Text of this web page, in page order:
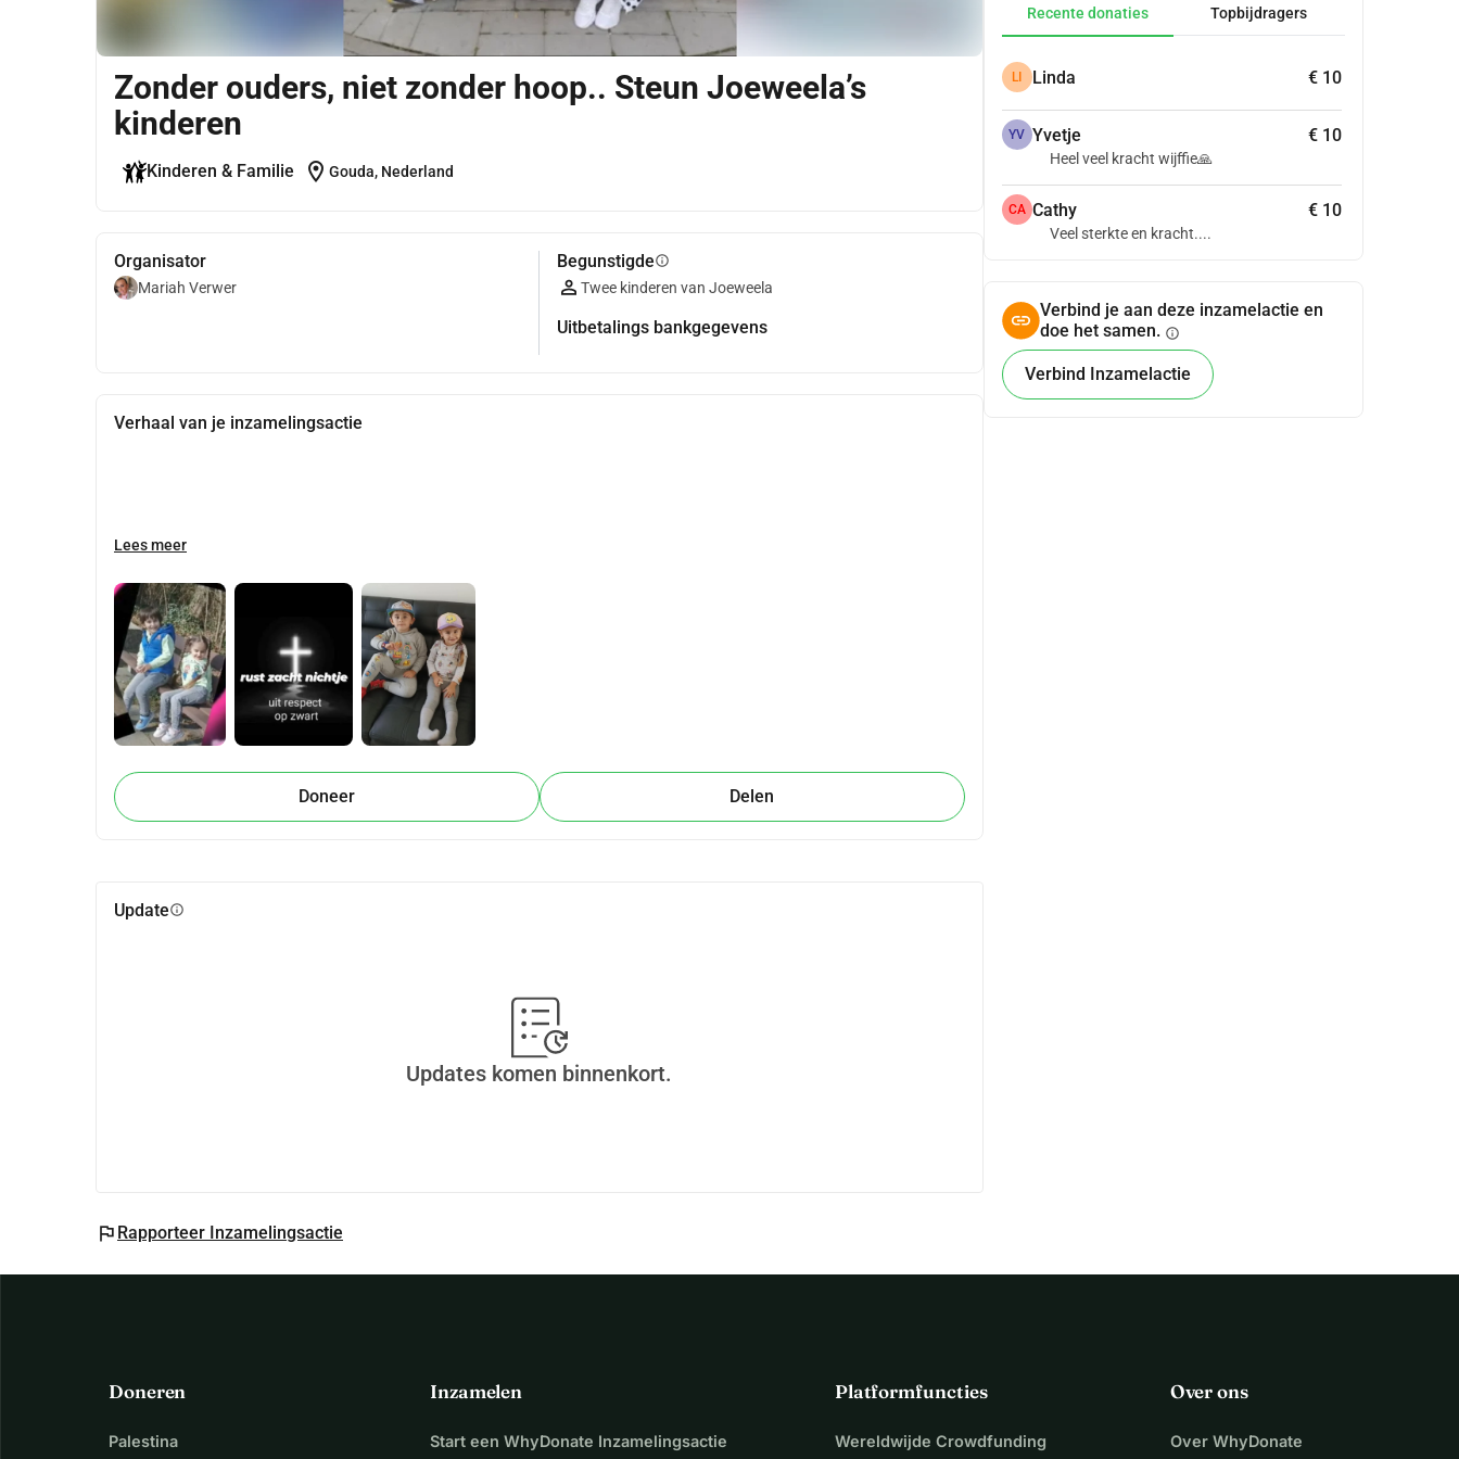
Zonder ouders, niet zonder hoop.. Steun Joeweela’s
kinderen
Kinderen & Familie location_on Gouda, Nederland
Organisator
Mariah Verwer
Begunstigdeinfo
Twee kinderen van Joeweela
Uitbetalings bankgegevens
Verhaal van je inzamelingsactie
Lees meer
Doneer Delen
Updateinfo
Updates komen binnenkort.
flag Rapporteer Inzamelingsactie
Recente donaties Topbijdragers
LI Linda € 10
YV Yvetje € 10
Heel veel kracht wijffie🙏
CA Cathy € 10
Veel sterkte en kracht....
Verbind je aan deze inzamelactie en
doe het samen. info
Verbind Inzamelactie
Doneren
Palestina
Inzamelen
Start een WhyDonate Inzamelingsactie
Platformfuncties
Wereldwijde Crowdfunding
Over ons
Over WhyDonate